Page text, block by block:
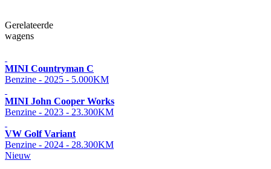
Gerelateerde
wagens
MINI Countryman C
Benzine - 2025 - 5.000KM
MINI John Cooper Works
Benzine - 2023 - 23.300KM
VW Golf Variant
Benzine - 2024 - 28.300KM
Nieuw